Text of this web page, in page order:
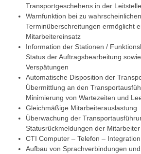
Transportgeschehens in der Leitstelle
Warnfunktion bei zu wahrscheinlichen
Terminüberschreitungen ermöglicht
Mitarbeitereinsatz
Information der Stationen /
Status der Auftragsbearbeitung
Verspätungen
Automatische Disposition der
Übermittlung an den
Minimierung von Wartezeiten und
Gleichmäßige Mitarbeiterauslastung
Überwachung der
Statusrückmeldungen der Mitarbeiter
CTI Computer – Telefon – Integration
Aufbau von Sprachverbindungen